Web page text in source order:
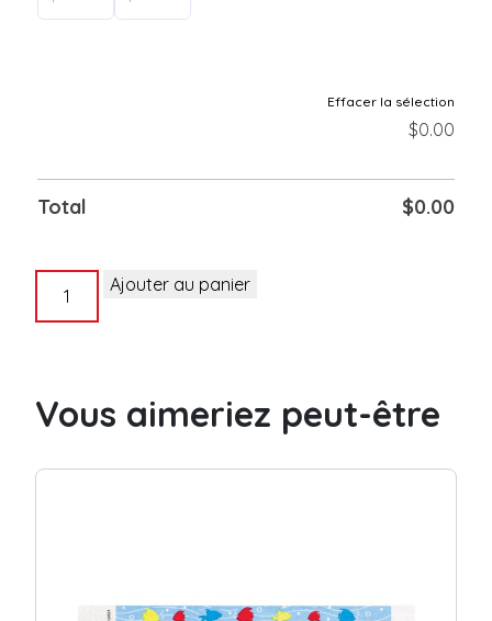
Effacer la sélection
$0.00
Total $0.00
3/4"
Ajouter au panier
Vous aimeriez peut-être